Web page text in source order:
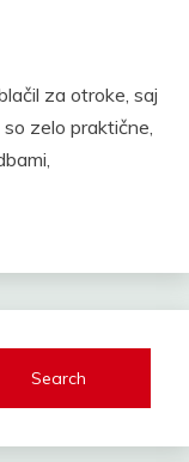
za otroke, saj
zelo praktične,
Search